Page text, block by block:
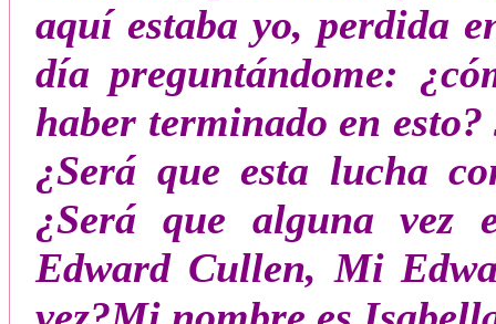
aquí estaba yo, perdida
día preguntándome:
haber terminado en
¿Será que esta lucha
¿Será que alguna vez
Edward Cullen, Mi